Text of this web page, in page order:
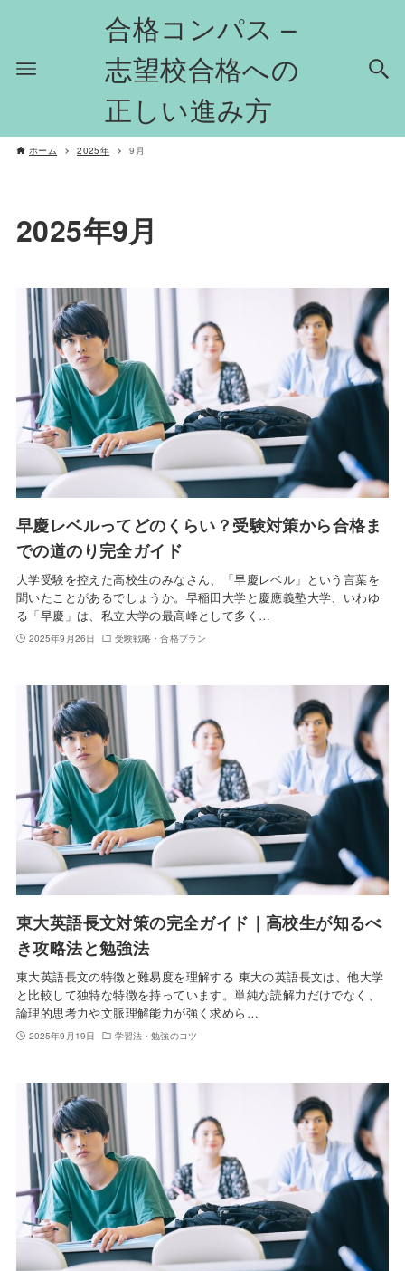
合格コンパス –
志望校合格への
正しい進み方
ホーム 2025年 9月
2025年9月
早慶レベルってどのくらい？受験対策から合格ま
での道のり完全ガイド
大学受験を控えた高校生のみなさん、「早慶レベル」という言葉を
聞いたことがあるでしょうか。早稲田大学と慶應義塾大学、いわゆ
る「早慶」は、私立大学の最高峰として多く…
2025年9月26日 受験戦略・合格プラン
東大英語長文対策の完全ガイド｜高校生が知るべ
き攻略法と勉強法
東大英語長文の特徴と難易度を理解する 東大の英語長文は、他大学
と比較して独特な特徴を持っています。単純な読解力だけでなく、
論理的思考力や文脈理解能力が強く求めら…
2025年9月19日 学習法・勉強のコツ